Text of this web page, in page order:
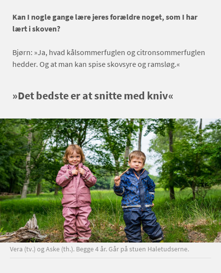
Kan I nogle gange lære jeres forældre noget, som I har
lært i skoven?
Bjørn: »Ja, hvad kålsommerfuglen og citronsommerfuglen
hedder. Og at man kan spise skovsyre og ramsløg.«
»Det bedste er at snitte med kniv«
Vera (tv.) og Aske (th.). Begge 4 år. Går på stuen Haletudserne.